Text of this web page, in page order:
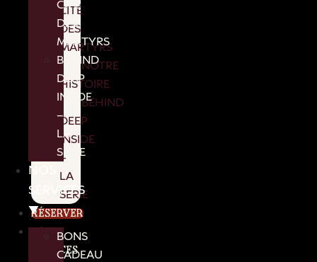
CITÉ
DES
MARTYRS
NOTRE
HISTOIRE
BEHIND
DEEP
INSIDE
–
LA
SERIE
RÉSERVER
SERVICES
CITÉ
DES
MARTYRS
BEHIND
DEEP
INSIDE
–
LA
SERIE
NOS
SERVICES
▼
BONS
CADEAU